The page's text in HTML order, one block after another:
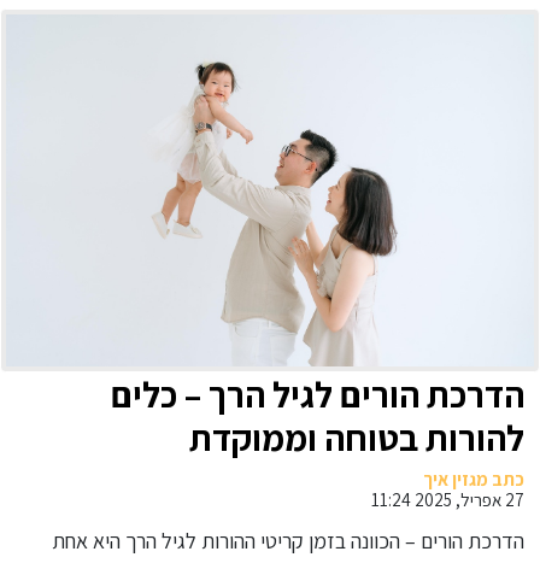
הדרכת הורים לגיל הרך – כלים
להורות בטוחה וממוקדת
כתב מגזין איך
27 אפריל, 2025 11:24
הדרכת הורים – הכוונה בזמן קריטי ההורות לגיל הרך היא אחת